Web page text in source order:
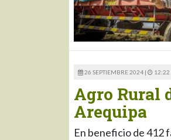
26 SEPTIEMBRE 2024 | 12:22
Agro Rural
Arequipa
En beneficio de 412